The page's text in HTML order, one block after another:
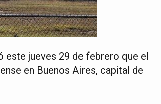
este jueves 29 de febrero que el
en Buenos Aires, capital de